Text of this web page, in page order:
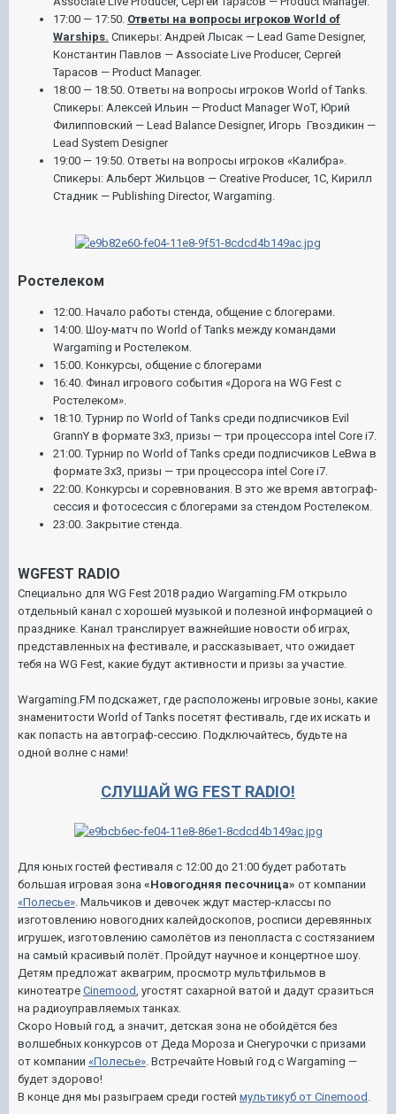
17:00 — 17:50. Ответы на вопросы игроков World of
Warships. Спикеры: Андрей Лысак — Lead Game Designer,
Константин Павлов — Associate Live Producer, Сергей
Тарасов — Product Manager.
18:00 — 18:50. Ответы на вопросы игроков World of Tanks.
Спикеры: Алексей Ильин — Product Manager WoT, Юрий
Филипповский — Lead Balance Designer, Игорь Гвоздикин —
Lead System Designer
19:00 — 19:50. Ответы на вопросы игроков «Калибра».
Спикеры: Альберт Жильцов — Creative Producer, 1С, Кирилл
Стадник — Publishing Director, Wargaming.
Ростелеком
12:00. Начало работы стенда, общение с блогерами.
14:00. Шоу-матч по World of Tanks между командами
Wargaming и Ростелеком.
15:00. Конкурсы, общение с блогерами
16:40. Финал игрового события «Дорога на WG Fest c
Ростелеком».
18:10. Турнир по World of Tanks среди подписчиков Evil
GrannY в формате 3х3, призы — три процессора intel Core i7.
21:00. Турнир по World of Tanks среди подписчиков LeBwa в
формате 3х3, призы — три процессора intel Core i7.
22:00. Конкурсы и соревнования. В это же время автограф-
сессия и фотосессия с блогерами за стендом Ростелеком.
23:00. Закрытие стенда.
WGFEST RADIO
Специально для WG Fest 2018 радио Wargaming.FM открыло
отдельный канал с хорошей музыкой и полезной информацией о
празднике. Канал транслирует важнейшие новости об играх,
представленных на фестивале, и рассказывает, что ожидает
тебя на WG Fest, какие будут активности и призы за участие.
Wargaming.FM подскажет, где расположены игровые зоны, какие
знаменитости World of Tanks посетят фестиваль, где их искать и
как попасть на автограф-сессию. Подключайтесь, будьте на
одной волне с нами!
СЛУШАЙ WG FEST RADIO!
Для юных гостей фестиваля с 12:00 до 21:00 будет работать
большая игровая зона «Новогодняя песочница» от компании
«Полесье» . Мальчиков и девочек ждут мастер-классы по
изготовлению новогодних калейдоскопов, росписи деревянных
игрушек, изготовлению самолётов из пенопласта с состязанием
на самый красивый полёт. Пройдут научное и концертное шоу.
Детям предложат аквагрим, просмотр мультфильмов в
кинотеатре Cinemood , угостят сахарной ватой и дадут сразиться
на радиоуправляемых танках.
Скоро Новый год, а значит, детская зона не обойдётся без
волшебных конкурсов от Деда Мороза и Снегурочки с призами
от компании «Полесье» . Встречайте Новый год с Wargaming —
будет здорово!
В конце дня мы разыграем среди гостей мультикуб от Cinemood